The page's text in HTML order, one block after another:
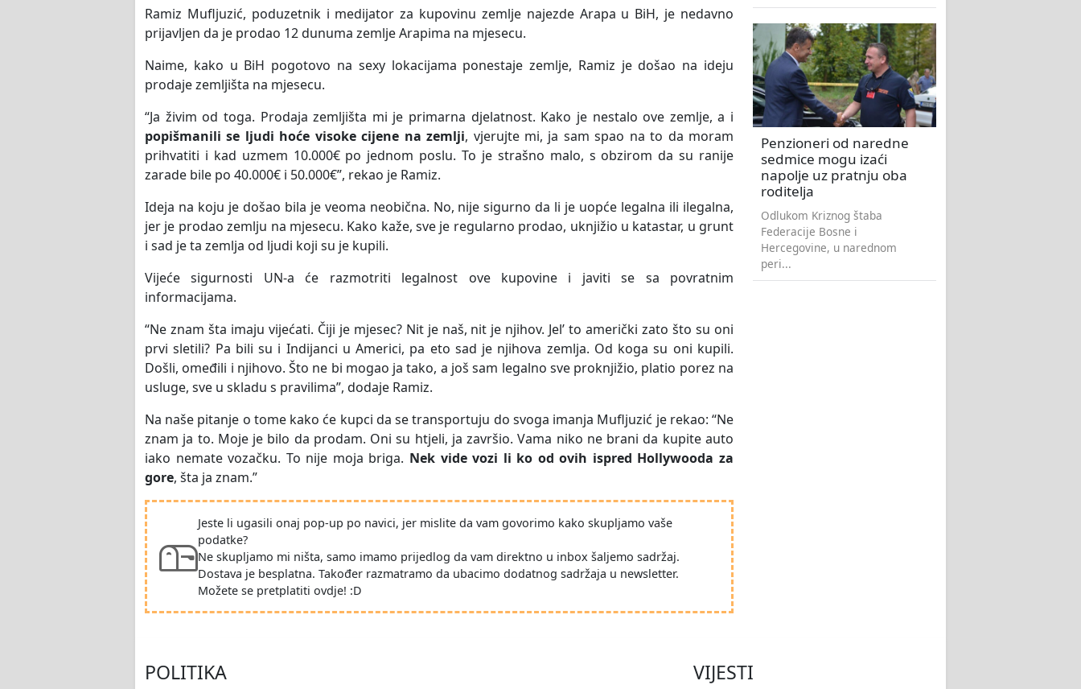
Ramiz Mufljuzić, poduzetnik i medijator za kupovinu zemlje najezde Arapa u BiH, je nedavno
prijavljen da je prodao 12 dunuma zemlje Arapima na mjesecu.
Naime, kako u BiH pogotovo na sexy lokacijama ponestaje zemlje, Ramiz je došao na ideju
prodaje zemljišta na mjesecu.
“Ja živim od toga. Prodaja zemljišta mi je primarna djelatnost. Kako je nestalo ove zemlje, a i
popišmanili se ljudi hoće visoke cijene na zemlji, vjerujte mi, ja sam spao na to da moram
prihvatiti i kad uzmem 10.000€ po jednom poslu. To je strašno malo, s obzirom da su ranije
zarade bile po 40.000€ i 50.000€”, rekao je Ramiz.
Ideja na koju je došao bila je veoma neobična. No, nije sigurno da li je uopće legalna ili ilegalna,
jer je prodao zemlju na mjesecu. Kako kaže, sve je regularno prodao, uknjižio u katastar, u grunt
i sad je ta zemlja od ljudi koji su je kupili.
Vijeće sigurnosti UN-a će razmotriti legalnost ove kupovine i javiti se sa povratnim
informacijama.
“Ne znam šta imaju vijećati. Čiji je mjesec? Nit je naš, nit je njihov. Jel’ to američki zato što su oni
prvi sletili? Pa bili su i Indijanci u Americi, pa eto sad je njihova zemlja. Od koga su oni kupili.
Došli, omeđili i njihovo. Što ne bi mogao ja tako, a još sam legalno sve proknjižio, platio porez na
usluge, sve u skladu s pravilima”, dodaje Ramiz.
Na naše pitanje o tome kako će kupci da se transportuju do svoga imanja Mufljuzić je rekao: “Ne
znam ja to. Moje je bilo da prodam. Oni su htjeli, ja završio. Vama niko ne brani da kupite auto
iako nemate vozačku. To nije moja briga. Nek vide vozi li ko od ovih ispred Hollywooda za
gore, šta ja znam.”
Jeste li ugasili onaj pop-up po navici, jer mislite da vam govorimo kako skupljamo vaše
podatke?
Ne skupljamo mi ništa, samo imamo prijedlog da vam direktno u inbox šaljemo sadržaj.
Dostava je besplatna. Također razmatramo da ubacimo dodatnog sadržaja u newsletter.
Možete se pretplatiti ovdje! :D
Penzioneri od naredne
sedmice mogu izaći
napolje uz pratnju oba
roditelja
Odlukom Kriznog štaba
Federacije Bosne i
Hercegovine, u narednom
peri...
POLITIKA VIJESTI